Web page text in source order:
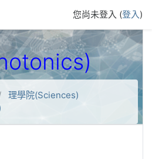
您尚未登入 (登入)
理學院(Sciences)